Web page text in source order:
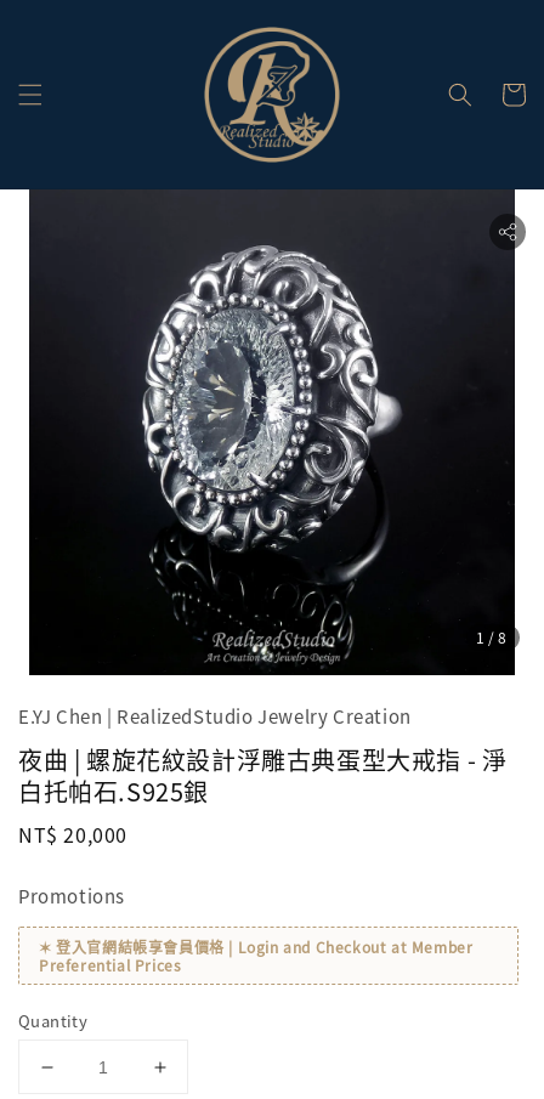
1 /8
E.YJ Chen | RealizedStudio Jewelry Creation
夜曲 | 螺旋花紋設計浮雕古典蛋型大戒指 - 淨
白托帕石.S925銀
Regular
NT$ 20,000
Promotions
✶ 登入官網結帳享會員價格 | Login and Checkout at Member
Preferential Prices
Quantity